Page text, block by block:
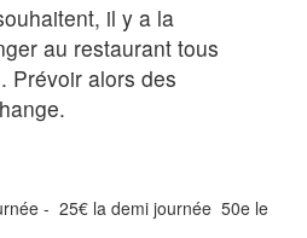
il y a la
au restaurant tous
Prévoir alors des
- 25€ la demi journée 50e le